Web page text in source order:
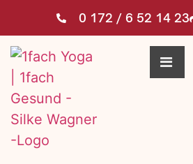
0 172 / 6 52 14 23